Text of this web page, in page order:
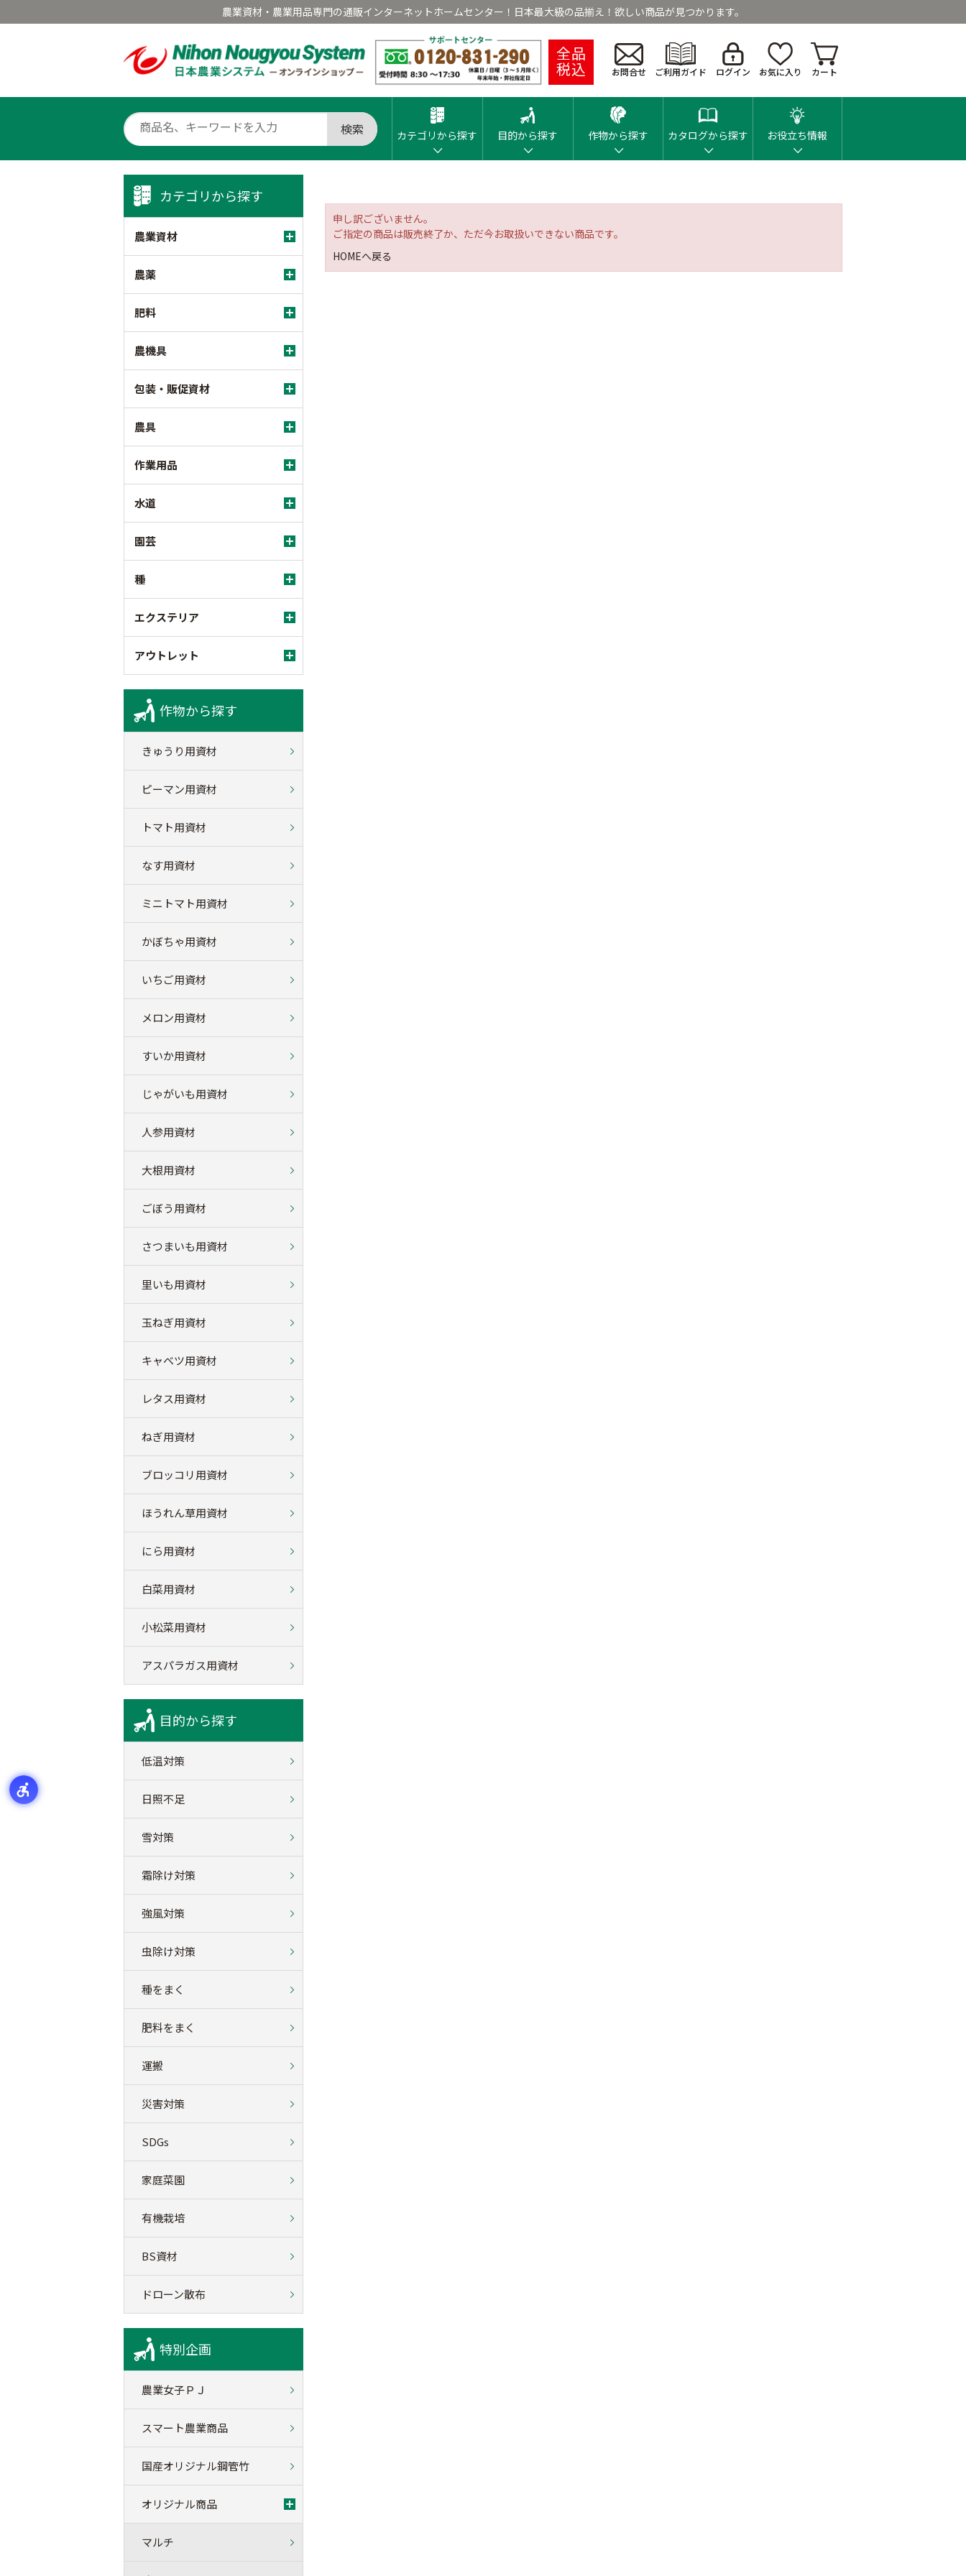
農業資材・農業用品専門の通販インターネットホームセンター！日本最大級の品揃え！欲しい商品が見つかります。
全品
税込 お問合せ ご利用ガイド ログイン お気に入り カート
検索 カテゴリから探す 目的から探す 作物から探す カタログから探す お役立ち情報
カテゴリから探す
農業資材
農薬
肥料
農機具
包装・販促資材
農具
作業用品
水道
園芸
種
エクステリア
アウトレット
作物から探す
きゅうり用資材
ピーマン用資材
トマト用資材
なす用資材
ミニトマト用資材
かぼちゃ用資材
いちご用資材
メロン用資材
すいか用資材
じゃがいも用資材
人参用資材
大根用資材
ごぼう用資材
さつまいも用資材
里いも用資材
玉ねぎ用資材
キャベツ用資材
レタス用資材
ねぎ用資材
ブロッコリ用資材
ほうれん草用資材
にら用資材
白菜用資材
小松菜用資材
アスパラガス用資材
目的から探す
低温対策
日照不足
雪対策
霜除け対策
強風対策
虫除け対策
種をまく
肥料をまく
運搬
災害対策
SDGs
家庭菜園
有機栽培
BS資材
ドローン散布
特別企画
農業女子ＰＪ
スマート農業商品
国産オリジナル鋼管竹
オリジナル商品
マルチ
申し訳ございません。
ご指定の商品は販売終了か、ただ今お取扱いできない商品です。
HOMEへ戻る